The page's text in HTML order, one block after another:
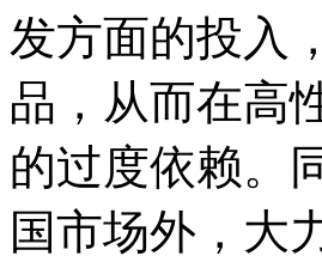
发方面的投入
品，从而在高
的过度依赖。
国市场外，大